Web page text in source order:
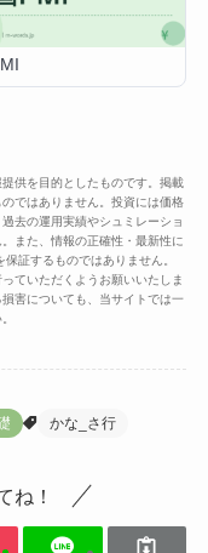
供を目的としたものです。掲載
ではありません。投資には価格
去の運用実績やシュミレーショ
また、情報の正確性・最新性に
証するものではありません。
ていただくようお願いいたしま
害についても、当サイトでは一
かな_さ行
ね！